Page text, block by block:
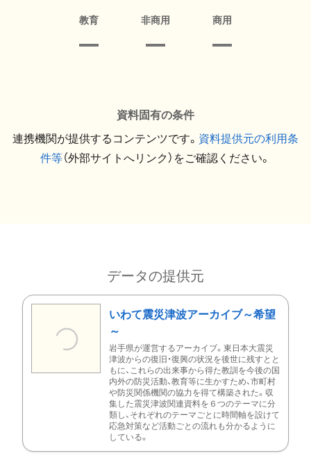
教育 非商用 商用
資料固有の条件
連携機関が提供するコンテンツです。 資料提供元の利用条
件等（外部サイトへリンク）をご確認ください。
データの提供元
いわて震災津波アーカイブ～希望
～
岩手県が運営するアーカイブ。東日本大震災
津波からの復旧・復興の状況を後世に残すとと
もに、これらの出来事から得た教訓を今後の国
内外の防災活動、教育等に生かすため、市町村
や防災関係機関の協力を得て構築された。収
集した震災津波関連資料を６つのテーマに分
類し、それぞれのテーマごとに時間軸を設けて
応急対策など活動ごとの流れも分かるように
している。